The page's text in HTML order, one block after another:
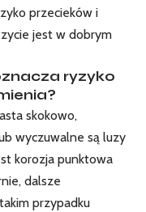
przecieków i
jest w dobrym
ryzyko
skokowo,
wyczuwalne są luzy
korozja punktowa
dalsze
przypadku